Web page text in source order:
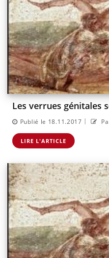
Les verrues génitales
Publié le 18.11.2017 |
LIRE L'ARTICLE